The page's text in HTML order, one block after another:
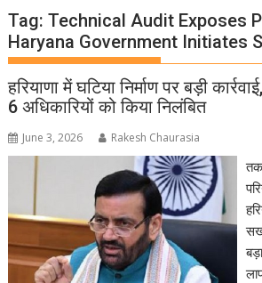
Tag:Technical Audit Exposes
Haryana Government Initiates
हरियाणा में घटिया निर्माण पर बड़ी
6 अधिकारियों को किया निलंबित
June 3, 2026 Rakesh Chaurasia